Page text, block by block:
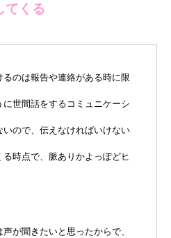
てくる
のは報告や連絡がある時に限
世間話をするコミュニケーシ
いので、伝えなければいけない
時点で、脈ありかよっぽどヒ
が聞きたいと思ったからで、